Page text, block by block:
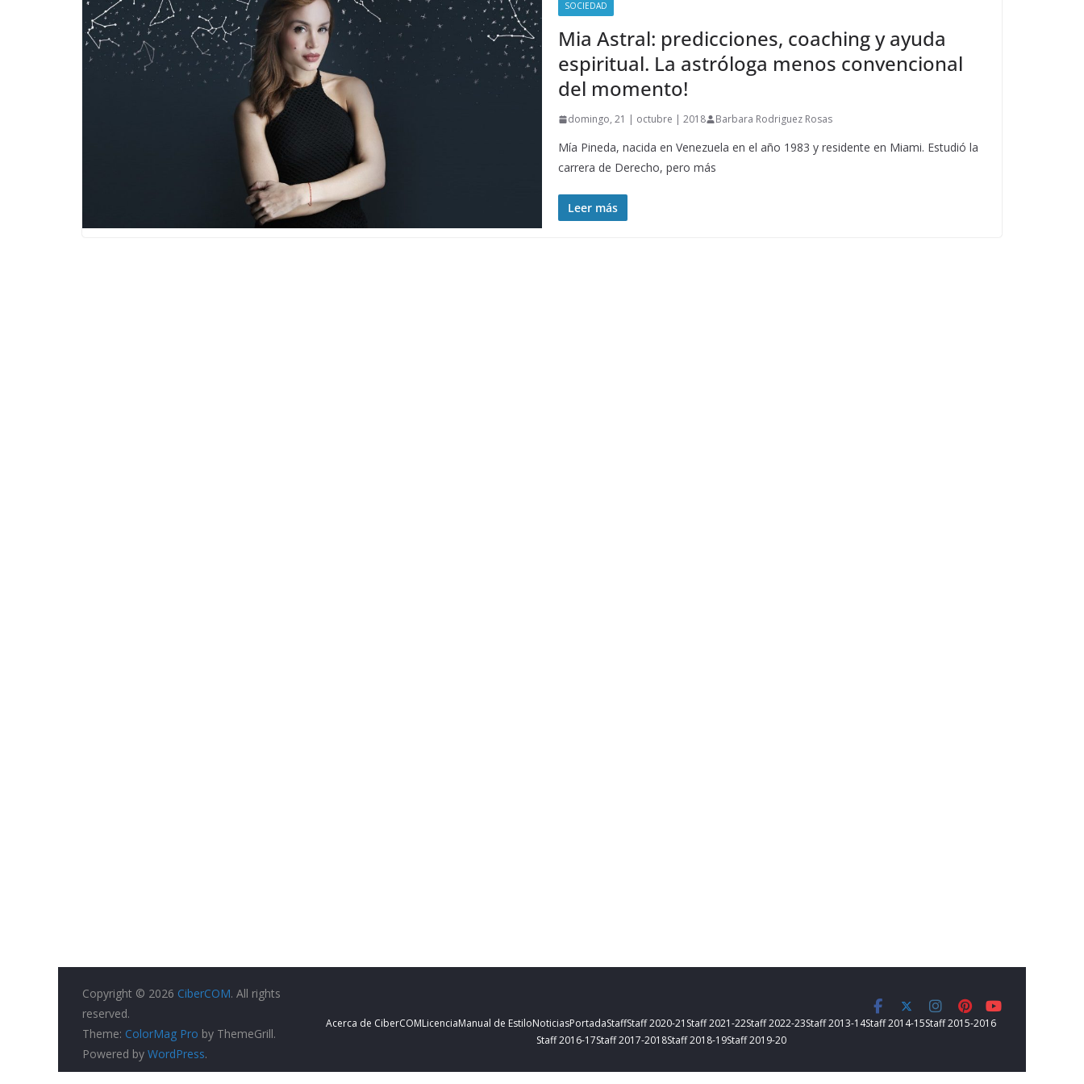
SOCIEDAD
Mia Astral: predicciones, coaching y ayuda
espiritual. La astróloga menos convencional
del momento!
domingo, 21 | octubre | 2018 Barbara Rodriguez Rosas
Mía Pineda, nacida en Venezuela en el año 1983 y residente en Miami. Estudió la
carrera de Derecho, pero más
Leer más
Acerca de CiberCOMLicenciaManual de EstiloNoticiasPortadaStaffStaff 2020-21 Staff 2021-22Staff 2022-23Staff 2013-14Staff 2014-15Staff 2015-2016
Staff 2016-17Staff 2017-2018Staff 2018-19Staff 2019-20
Copyright © 2026 CiberCOM. All rights
reserved.
Theme: ColorMag Pro by ThemeGrill.
Powered by WordPress.